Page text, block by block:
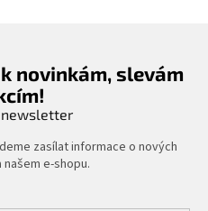
novinkám, slevám
zasílat informace o nových
e-shopu.